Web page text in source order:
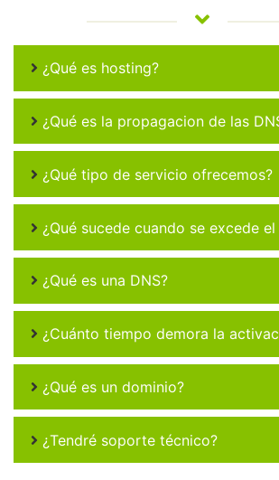
¿Qué es hosting?
¿Qué es la propagacion de las
¿Qué tipo de servicio ofrecemos?
¿Qué sucede cuando se excede
¿Qué es una DNS?
¿Cuánto tiempo demora la
¿Qué es un dominio?
¿Tendré soporte técnico?